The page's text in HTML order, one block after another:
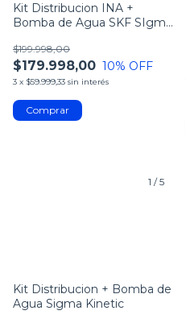
Kit Distribucion INA +
Bomba de Agua SKF SIgma
$179.998,00
$199.998,00
10% OFF
3 x $59.999,33 sin interés
1 /5
Kit Distribucion + Bomba de
Agua Sigma Kinetic